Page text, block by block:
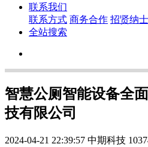
联系我们
联系方式 商务合作 招贤纳士
全站搜索
智慧公厕智能设备全
技有限公司
2024-04-21 22:39:57 中期科技